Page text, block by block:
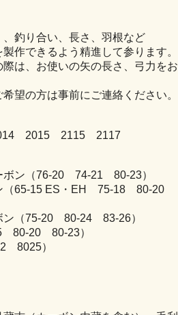
釣り合い、長さ、羽根など
できるよう精進して参ります。
、お使いの矢の長さ、弓力をお
の方は事前にご連絡ください。
2015 2115 2117
ン（76-20 74-21 80-23）
65-15 ES・EH 75-18 80-20
（75-20 80-24 83-26）
80-20 80-23）
8025）